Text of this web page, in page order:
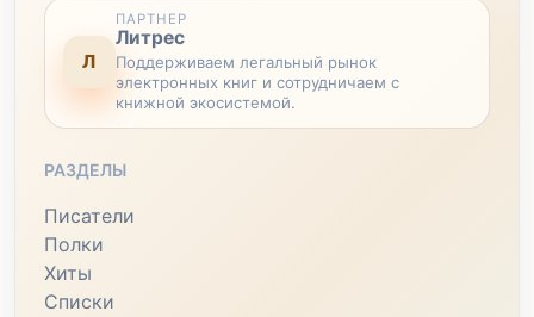
Л
ПАРТНЕР
Литрес
Поддерживаем легальный рынок
электронных книг и сотрудничаем с
книжной экосистемой.
РАЗДЕЛЫ
Писатели
Полки
Хиты
Списки